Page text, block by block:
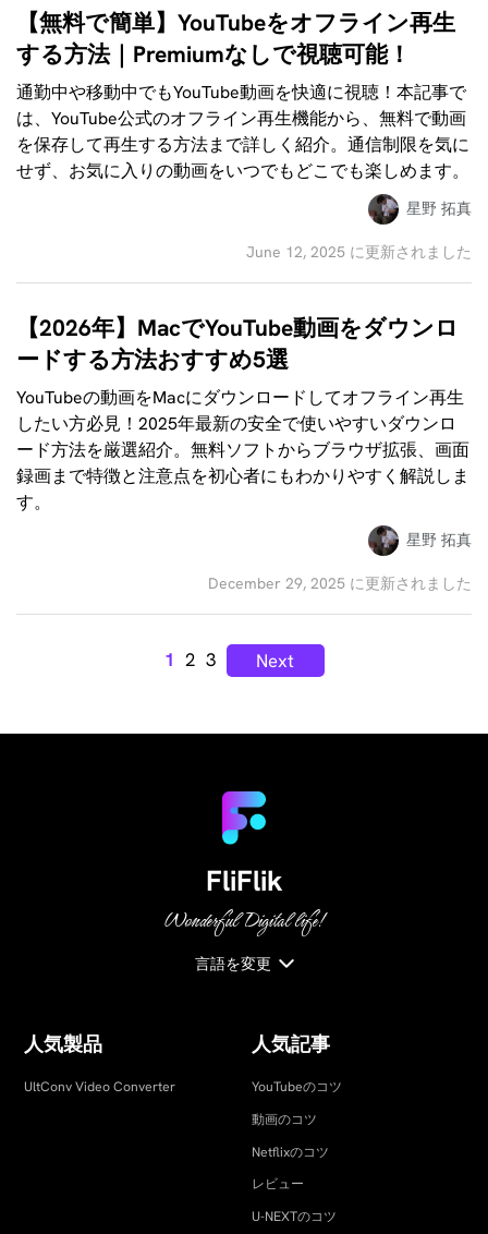
【無料で簡単】YouTubeをオフライン再生
する方法｜Premiumなしで視聴可能！
通勤中や移動中でもYouTube動画を快適に視聴！本記事で
は、YouTube公式のオフライン再生機能から、無料で動画
を保存して再生する方法まで詳しく紹介。通信制限を気に
せず、お気に入りの動画をいつでもどこでも楽しめます。
星野 拓真
June 12, 2025 に更新されました
【2026年】MacでYouTube動画をダウンロ
ードする方法おすすめ5選
YouTubeの動画をMacにダウンロードしてオフライン再生
したい方必見！2025年最新の安全で使いやすいダウンロ
ード方法を厳選紹介。無料ソフトからブラウザ拡張、画面
録画まで特徴と注意点を初心者にもわかりやすく解説しま
す。
星野 拓真
December 29, 2025 に更新されました
1 2 3 Next
FliFlik
Wonderful Digital life!
言語を変更
人気製品
UltConv Video Converter
人気記事
YouTubeのコツ
動画のコツ
Netflixのコツ
レビュー
U-NEXTのコツ